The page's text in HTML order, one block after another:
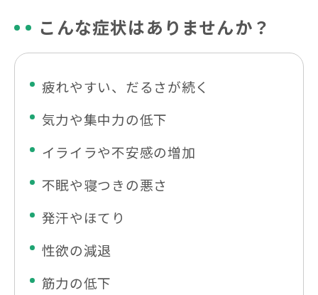
こんな症状はありませんか？
疲れやすい、だるさが続く
気力や集中力の低下
イライラや不安感の増加
不眠や寝つきの悪さ
発汗やほてり
性欲の減退
筋力の低下